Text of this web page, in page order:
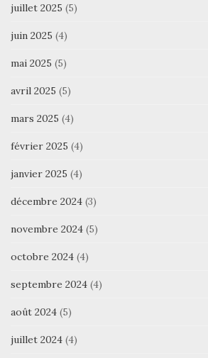
juillet 2025 (5)
juin 2025 (4)
mai 2025 (5)
avril 2025 (5)
mars 2025 (4)
février 2025 (4)
janvier 2025 (4)
décembre 2024 (3)
novembre 2024 (5)
octobre 2024 (4)
septembre 2024 (4)
août 2024 (5)
juillet 2024 (4)